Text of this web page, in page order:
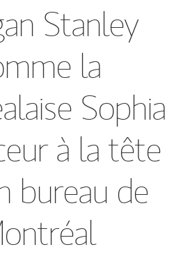
Stanley
la
Sophia
à la tête
bureau de